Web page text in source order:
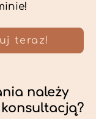
teraz!
należy